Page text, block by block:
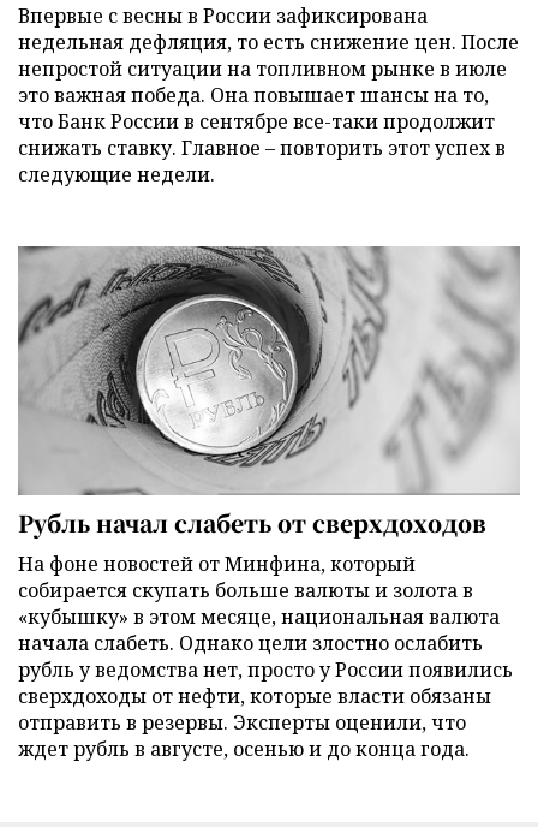
Впервые с весны в России зафиксирована
недельная дефляция, то есть снижение цен. После
непростой ситуации на топливном рынке в июле
это важная победа. Она повышает шансы на то,
что Банк России в сентябре все-таки продолжит
снижать ставку. Главное – повторить этот успех в
следующие недели.
Рубль начал слабеть от сверхдоходов
На фоне новостей от Минфина, который
собирается скупать больше валюты и золота в
«кубышку» в этом месяце, национальная валюта
начала слабеть. Однако цели злостно ослабить
рубль у ведомства нет, просто у России появились
сверхдоходы от нефти, которые власти обязаны
отправить в резервы. Эксперты оценили, что
ждет рубль в августе, осенью и до конца года.